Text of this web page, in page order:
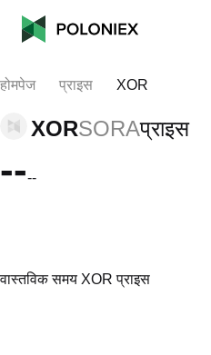
होमपेज प्राइस XOR
XORSORAप्राइस
----
वास्तविक समय XOR प्राइस